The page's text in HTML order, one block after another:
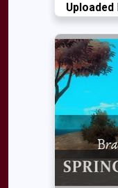
Uploaded